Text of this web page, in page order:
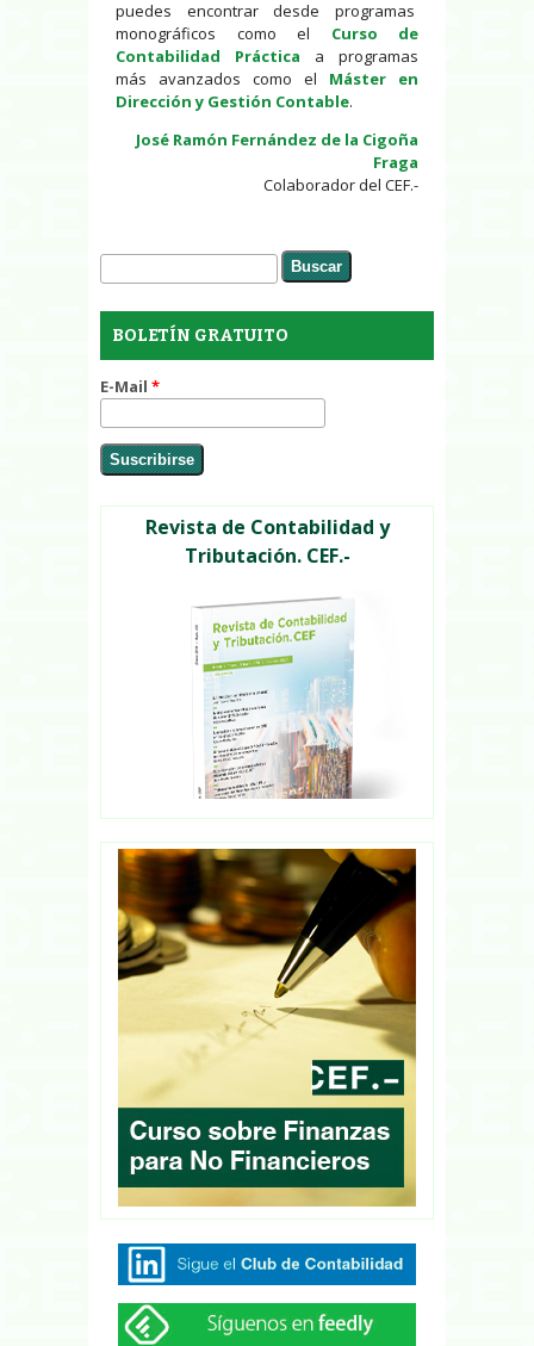
puedes encontrar desde programas
monográficos como el Curso de
Contabilidad Práctica a programas
más avanzados como el Máster en
Dirección y Gestión Contable.
José Ramón Fernández de la Cigoña
Fraga
Colaborador del CEF.-
Formulario de búsqueda
Buscar
BOLETÍN GRATUITO
E-Mail *
Revista de Contabilidad y
Tributación. CEF.-